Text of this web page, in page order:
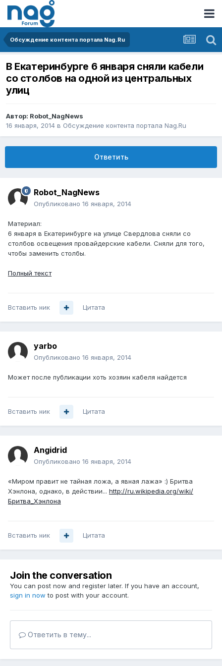
Обсуждение контента портала Nag.Ru
В Екатеринбурге 6 января сняли кабели
со столбов на одной из центральных
улиц
Автор: Robot_NagNews
16 января, 2014 в Обсуждение контента портала Nag.Ru
Ответить
Robot_NagNews
Опубликовано 16 января, 2014
Материал:
6 января в Екатеринбурге на улице Свердлова сняли со
столбов освещения провайдерские кабели. Сняли для того,
чтобы заменить столбы.
Полный текст
Вставить ник Цитата
yarbo
Опубликовано 16 января, 2014
Может после публикации хоть хозяин кабеля найдется
Вставить ник Цитата
Angidrid
Опубликовано 16 января, 2014
«Миром правит не тайная ложа, а явная лажа» :) Бритва
Хэнлона, однако, в действии... http://ru.wikipedia.org/wiki/
Бритва_Хэнлона
Вставить ник Цитата
Join the conversation
You can post now and register later. If you have an account,
sign in now to post with your account.
Ответить в тему...